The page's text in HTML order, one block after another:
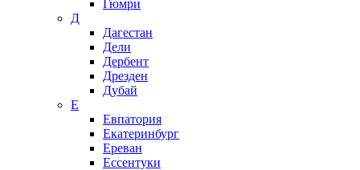
Гюмри
Д
Дагестан
Дели
Дербент
Дрезден
Дубай
Е
Евпатория
Екатеринбург
Ереван
Ессентуки